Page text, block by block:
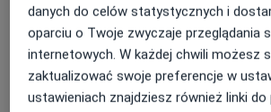
Окончила Белорусский
медицинский университет в Минске
специальности «лечебное дело».
звание специалиста в области
danych do celów statystycznych i
oparciu o Twoje zwyczaje przeglądania
internetowych. W każdej chwili możesz
zaktualizować swoje preferencje w
ustawieniach znajdziesz również linki do